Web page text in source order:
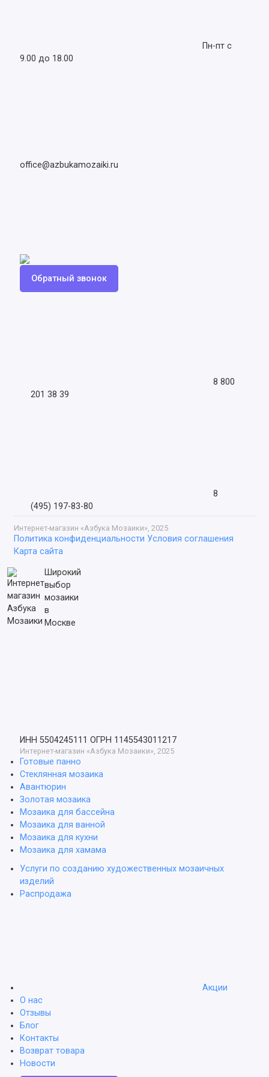
Пн-пт с
9.00 до 18.00
office@azbukamozaiki.ru
Обратный звонок
8 800
201 38 39
8
(495) 197-83-80
Интернет-магазин «Азбука Мозаики», 2025
Политика конфиденциальности Условия соглашения
Карта сайта
Широкий
выбор
мозаики
в
Москве
ИНН 5504245111 ОГРН 1145543011217
Интернет-магазин «Азбука Мозаики», 2025
Готовые панно
Стеклянная мозаика
Авантюрин
Золотая мозаика
Мозаика для бассейна
Мозаика для ванной
Мозаика для кухни
Мозаика для хамама
Услуги по созданию художественных мозаичных
изделий
Распродажа
Акции
О нас
Отзывы
Блог
Контакты
Возврат товара
Новости